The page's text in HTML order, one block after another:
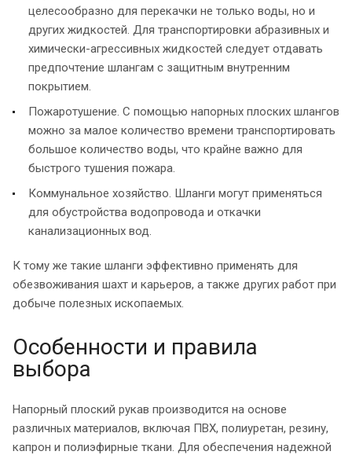
целесообразно для перекачки не только воды, но и
других жидкостей. Для транспортировки абразивных и
химически-агрессивных жидкостей следует отдавать
предпочтение шлангам с защитным внутренним
покрытием.
Пожаротушение. С помощью напорных плоских шлангов
можно за малое количество времени транспортировать
большое количество воды, что крайне важно для
быстрого тушения пожара.
Коммунальное хозяйство. Шланги могут применяться
для обустройства водопровода и откачки
канализационных вод.
К тому же такие шланги эффективно применять для
обезвоживания шахт и карьеров, а также других работ при
добыче полезных ископаемых.
Особенности и правила
выбора
Напорный плоский рукав производится на основе
различных материалов, включая ПВХ, полиуретан, резину,
капрон и полиэфирные ткани. Для обеспечения надежной